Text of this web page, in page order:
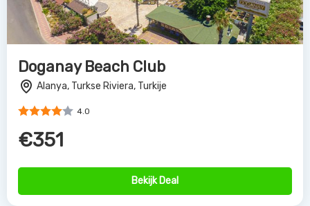
Doganay Beach Club
Alanya, Turkse Riviera, Turkije
4.0
€351
Bekijk Deal